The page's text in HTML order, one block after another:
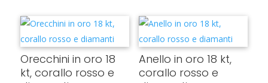
Orecchini in oro 18
kt, corallo rosso e
Anello in oro 18 kt,
corallo rosso e